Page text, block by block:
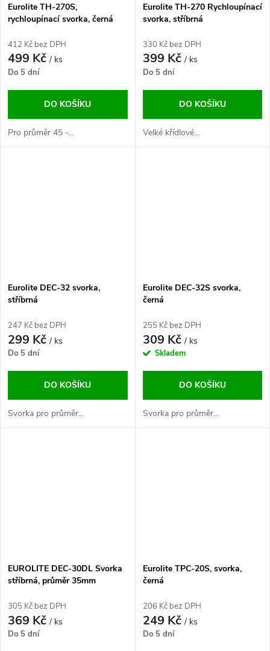
Eurolite TH-270S,
rychloupínací svorka, černá
412 Kč bez DPH
499 Kč/ ks
Do 5 dní
DO KOŠÍKU
Pro průměr 45 -...
Eurolite TH-270 Rychloupínací
svorka, stříbrná
330 Kč bez DPH
399 Kč/ ks
Do 5 dní
DO KOŠÍKU
Velké křídlové...
Eurolite DEC-32 svorka,
stříbrná
247 Kč bez DPH
299 Kč/ ks
Do 5 dní
DO KOŠÍKU
Svorka pro průměr...
Eurolite DEC-32S svorka,
černá
255 Kč bez DPH
309 Kč/ ks
Skladem
DO KOŠÍKU
Svorka pro průměr...
EUROLITE DEC-30DL Svorka
stříbrná, průměr 35mm
305 Kč bez DPH
369 Kč/ ks
Do 5 dní
Eurolite TPC-20S, svorka,
černá
206 Kč bez DPH
249 Kč/ ks
Do 5 dní